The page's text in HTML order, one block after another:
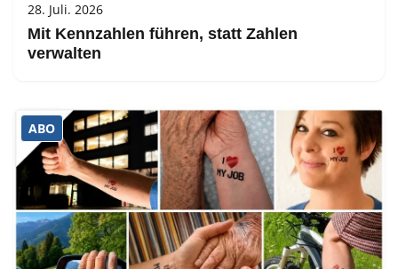
28. Juli. 2026
Mit Kennzahlen führen, statt Zahlen
verwalten
ABO